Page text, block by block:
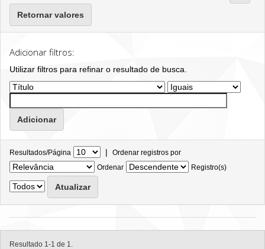
Retornar valores
Adicionar filtros:
Utilizar filtros para refinar o resultado de busca.
Resultados/Página | Ordenar registros por
Ordenar
Registro(s)
Resultado 1-1 de 1.